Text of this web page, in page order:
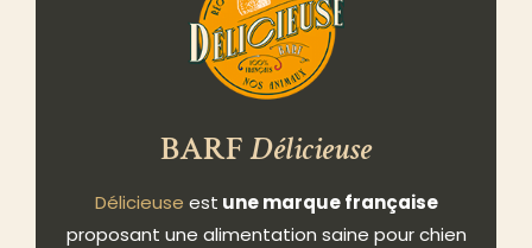
BARFDélicieuse
Délicieuse est une marque française
proposant une alimentation saine pour chien